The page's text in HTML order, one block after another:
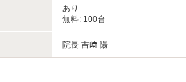
あり
無料: 100台
院長 吉﨑 陽